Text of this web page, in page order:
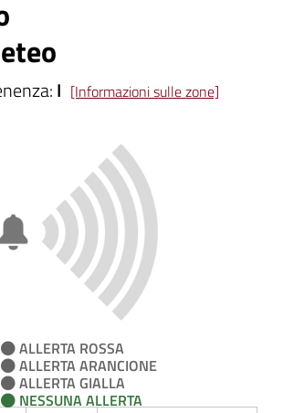
I [Informazioni sulle zone]
ALLERTA ROSSA
ALLERTA ARANCIONE
ALLERTA GIALLA
NESSUNA ALLERTA